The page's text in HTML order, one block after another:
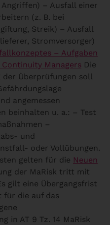
– Ausfall einer
(z. B. bei
Streik) – Ausfall
Stromversorger)
– Aufgaben
Managers Die
Überprüfungen soll
angemessen
beinhalten u. a.: – Test
–
und
oder Vollübungen.
gelten für die Neuen
der MaRisk tritt mit
gilt eine Übergangsfrist
für die auf das
in AT 9 Tz. 14 MaRisk